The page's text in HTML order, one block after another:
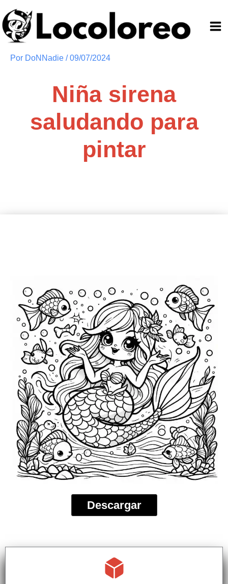
al
contenido
Por DoNNadie /09/07/2024
Niña sirena
saludando para
pintar
Descargar